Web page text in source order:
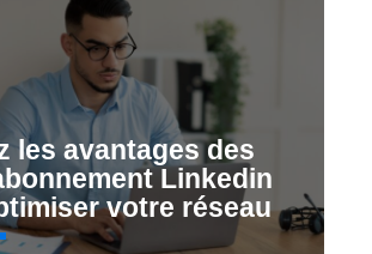
les avantages des
Linkedin
votre réseau